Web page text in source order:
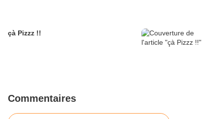
çà Pizzz !!
Commentaires